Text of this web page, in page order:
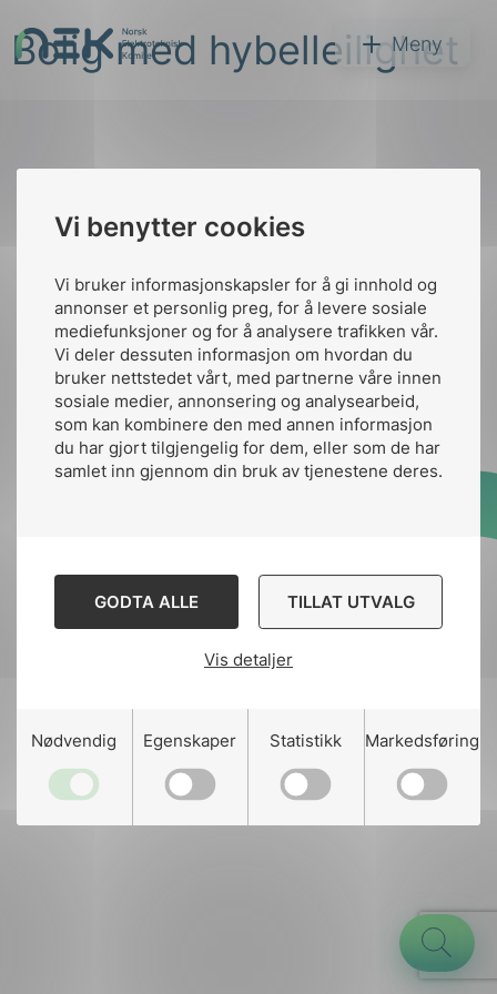
Vi benytter cookies
Vi bruker informasjonskapsler for å gi innhold og
annonser et personlig preg, for å levere sosiale
mediefunksjoner og for å analysere trafikken vår.
Vi deler dessuten informasjon om hvordan du
bruker nettstedet vårt, med partnerne våre innen
sosiale medier, annonsering og analysearbeid,
som kan kombinere den med annen informasjon
du har gjort tilgjengelig for dem, eller som de har
samlet inn gjennom din bruk av tjenestene deres.
GODTA ALLE TILLAT UTVALG
Vis detaljer
Nødvendig Egenskaper Statistikk Markedsføring
til
innhold
NEK Meny
Søk
Bolig med hybelleilighet
Kontakt oss
Ansatte
nek@nek.no
Kontakt
Bruk av Cookies